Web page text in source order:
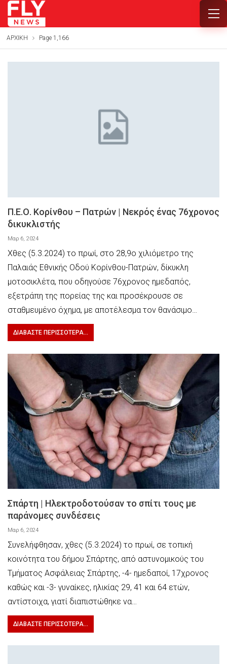
ΑΡΧΙΚΗ Page 1,166
Π.Ε.Ο. Κορίνθου – Πατρών | Νεκρός ένας 76χρονος
δικυκλιστής
Μαρ 6, 2024
Χθες (5.3.2024) το πρωί, στο 28,9ο χιλιόμετρο της
Παλαιάς Εθνικής Οδού Κορίνθου-Πατρών, δίκυκλη
μοτοσικλέτα, που οδηγούσε 76χρονος ημεδαπός,
εξετράπη της πορείας της και προσέκρουσε σε
σταθμευμένο όχημα, με αποτέλεσμα τον θανάσιμο…
ΔΙΑΒΆΣΤΕ ΠΕΡΙΣΣΌΤΕΡΑ...
Σπάρτη | Ηλεκτροδοτούσαν το σπίτι τους με
παράνομες συνδέσεις
Μαρ 6, 2024
Συνελήφθησαν, χθες (5.3.2024) το πρωί, σε τοπική
κοινότητα του δήμου Σπάρτης, από αστυνομικούς του
Τμήματος Ασφάλειας Σπάρτης, -4- ημεδαποί, 17χρονος
καθώς και -3- γυναίκες, ηλικίας 29, 41 και 64 ετών,
αντίστοιχα, γιατί διαπιστώθηκε να…
ΔΙΑΒΆΣΤΕ ΠΕΡΙΣΣΌΤΕΡΑ...